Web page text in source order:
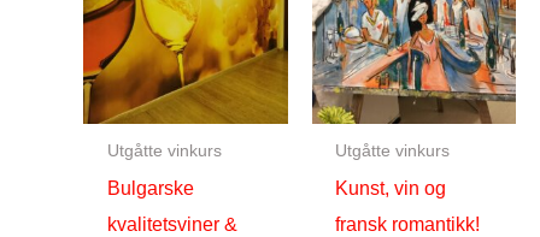
Utgåtte vinkurs
Bulgarske
kvalitetsviner &
Utgåtte vinkurs
Kunst, vin og
fransk romantikk!